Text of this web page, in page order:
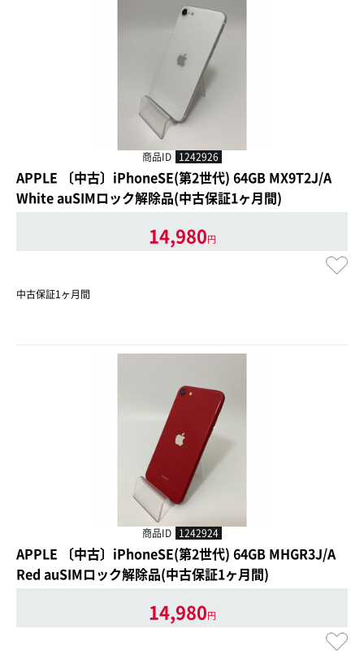
商品ID 1242926
APPLE 〔中古〕iPhoneSE(第2世代) 64GB MX9T2J/A
White auSIMロック解除品(中古保証1ヶ月間)
14,980円
中古保証1ヶ月間
商品ID 1242924
APPLE 〔中古〕iPhoneSE(第2世代) 64GB MHGR3J/A
Red auSIMロック解除品(中古保証1ヶ月間)
14,980円